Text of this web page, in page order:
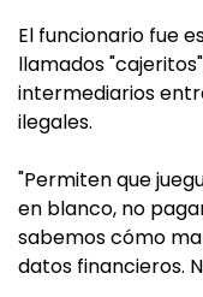
El funcionario fue
llamados
intermediarios
ilegales.
"Permiten que
en blanco, no
sabemos cómo
datos financieros.